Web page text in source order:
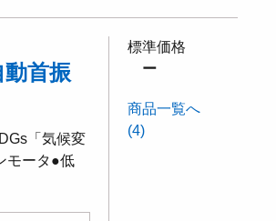
首振
「気候変
モータ●低
標準価格
ー
商品一覧へ
(4)